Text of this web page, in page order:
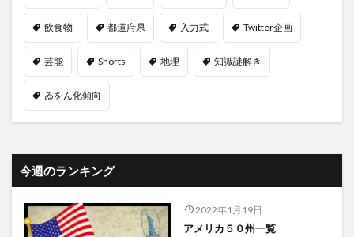
飲食物 都道府県 入力式 Twitter企画
芸能 Shorts 地理 知識謎解き
ゐをん化傾向
今週のランキング
2022年1月19日
アメリカ５０州一覧